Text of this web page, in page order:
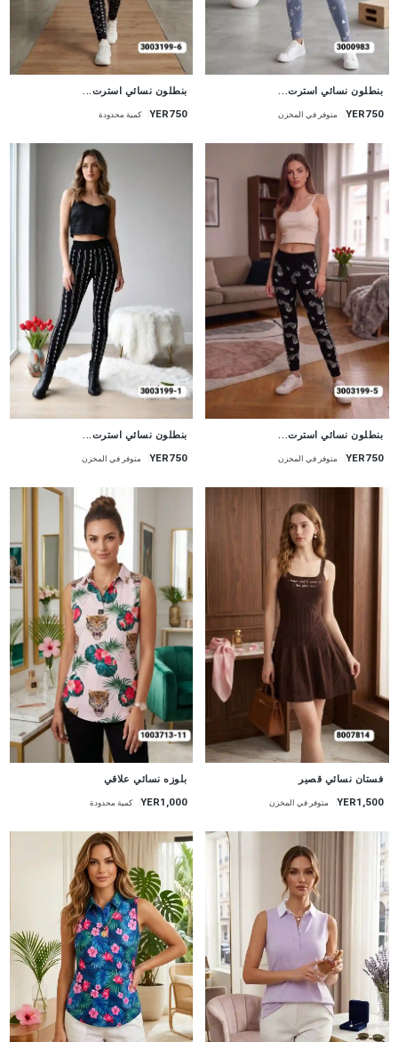
جديد
بنطلون نسائي استرت...
YER750 متوفر في المخزن
جديد
بنطلون نسائي استرت...
YER750 كمية محدودة
جديد
بنطلون نسائي استرت...
YER750 متوفر في المخزن
جديد
بنطلون نسائي استرت...
YER750 متوفر في المخزن
جديد
فستان نسائي قصير
YER1,500 متوفر في المخزن
جديد
بلوزه نسائي علاقي
YER1,000 كمية محدودة